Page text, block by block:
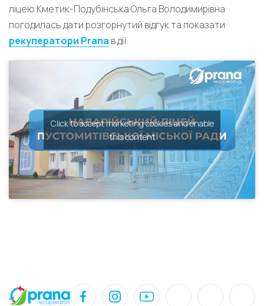
ліцею Кметик-Подубінська Ольга Володимирівна
погодилась дати розгорнутий відгук та показати
рекуператори Prana в дії.
Click to accept marketing cookies and enable
this content